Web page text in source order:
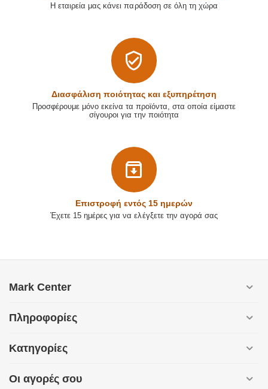
Η εταιρεία μας κάνει παράδοση σε όλη τη χώρα
Διασφάλιση ποιότητας και εξυπηρέτηση
Προσφέρουμε μόνο εκείνα τα προϊόντα, στα οποία είμαστε
σίγουροι για την ποιότητα
Επιστρoφή εντός 15 ημερών
Έχετε 15 ημέρες για να ελέγξετε την αγορά σας
Mark Center
Πληροφορίες
Κατηγορίες
Οι αγορές σου